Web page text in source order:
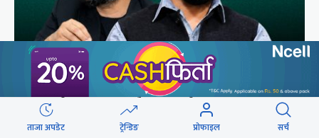
प्रधानमन्त्री-रास्वपा : बढ्दैछ छटपटी
ताजा अपडेट ट्रेन्डिङ प्रोफाइल सर्च